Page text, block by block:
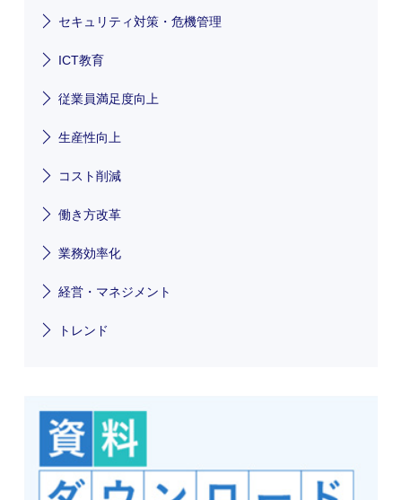
セキュリティ対策・危機管理
ICT教育
従業員満足度向上
生産性向上
コスト削減
働き方改革
業務効率化
経営・マネジメント
トレンド